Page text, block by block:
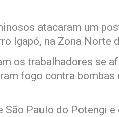
atacaram um
Igapó, na Zona Norte
os trabalhadores se
fogo contra bombas
Paulo do Potengi e